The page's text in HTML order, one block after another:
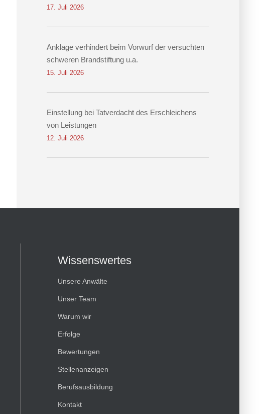
17. Juli 2026
Anklage verhindert beim Vorwurf der versuchten
schweren Brandstiftung u.a.
15. Juli 2026
Einstellung bei Tatverdacht des Erschleichens
von Leistungen
12. Juli 2026
Wissenswertes
Unsere Anwälte
Unser Team
Warum wir
Erfolge
Bewertungen
Stellenanzeigen
Berufsausbildung
Kontakt